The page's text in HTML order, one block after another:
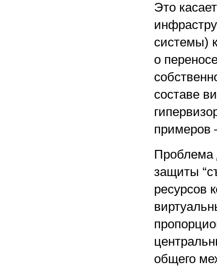
Это
системы)
о
составе
примеров
Проблема
защиты
ресурсов
общего